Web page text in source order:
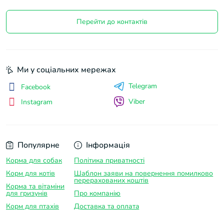
Перейти до контактів
Популярне
Корма для собак
Корм для котів
Корма та вітаміни
для гризунів
Корм для птахів
Інформація
Політика приватності
Шаблон заяви на повернення помилково
перерахованих коштів
Про компанію
Доставка та оплатa
Ми у соціальних мережах
Facebook
Instagram
Telegram
Viber